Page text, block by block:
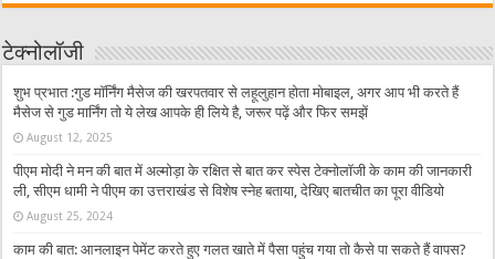
टेक्नोलॉजी
शुभ प्रभात :गुड मॉर्निंग मैसेज की खरपतवार से लहूलुहान होता मोबाइल, अगर आप भी करते हैं
मैसेज से गुड मार्निंग तो ये लेख आपके ही लिये है, जरूर पढ़ें और फिर समझें
August 12, 2025
पीएम मोदी ने मन की बात में अल्मोड़ा के रक्षित से बात कर स्पेस टेक्नोलॉजी के काम की जानकारी
ली, सीएम धामी ने पीएम का उत्तराखंड से विशेष स्नेह बताया, देखिए बातचीत का पूरा वीडियो
August 25, 2024
काम की बात: आनलाइन पेमेंट करते हुए गलत खाते में पैसा पहुंच गया तो कैसे पा सकते हैं वापस?